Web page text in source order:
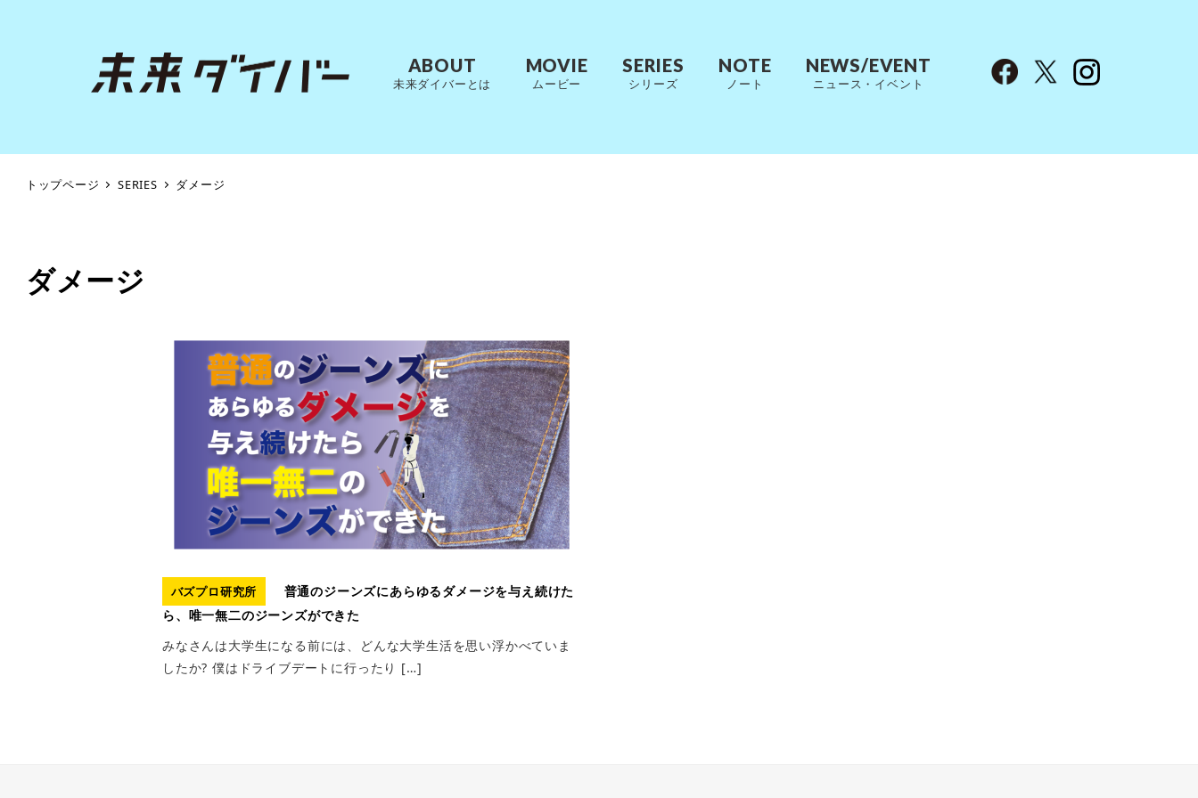
ABOUT
未来ダイバーとは
MOVIE
ムービー
SERIES
シリーズ
NOTE
ノート
NEWS/EVENT
ニュース・イベント
トップページ SERIES ダメージ
ダメージ
バズプロ研究所
普通のジーンズにあらゆるダメージを与え続けた
ら、唯一無二のジーンズができた
みなさんは大学生になる前には、どんな大学生活を思い浮かべていま
したか? 僕はドライブデートに行ったり […]